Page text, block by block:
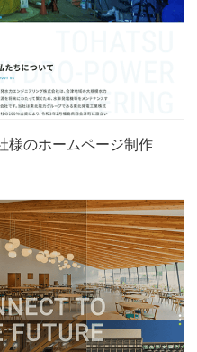
様のホームページ制作